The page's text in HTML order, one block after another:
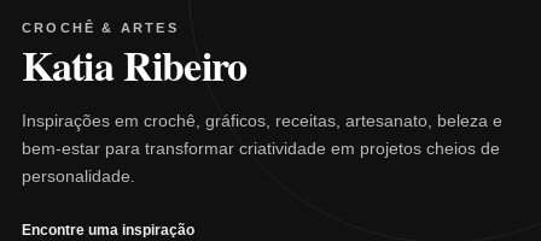
CROCHÊ & ARTES
Katia Ribeiro
Inspirações em crochê, gráficos, receitas, artesanato, beleza e
bem-estar para transformar criatividade em projetos cheios de
personalidade.
Encontre uma inspiração